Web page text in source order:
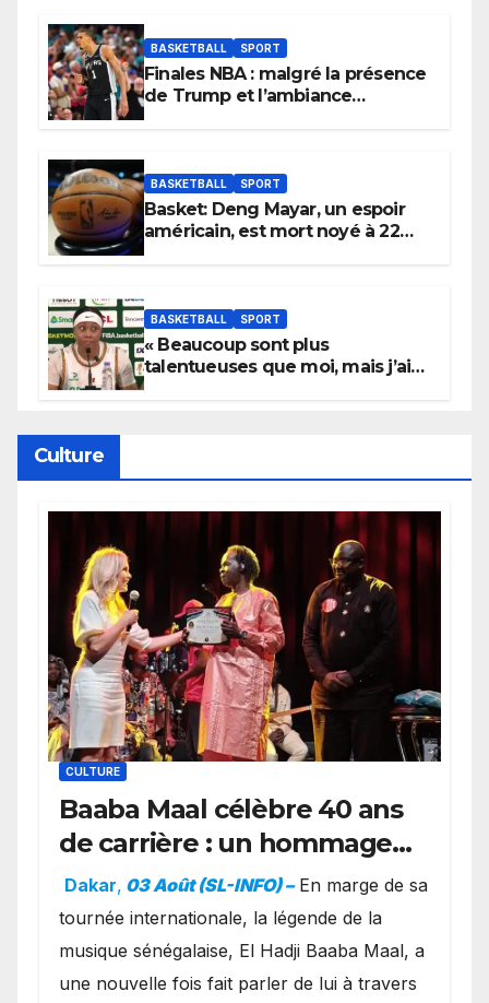
BASKETBALL SPORT
Finales NBA : malgré la présence
de Trump et l’ambiance
BASKETBALL SPORT
Basket: Deng Mayar, un espoir
américain, est mort noyé à 22
BASKETBALL SPORT
« Beaucoup sont plus
talentueuses que moi, mais j’ai
Culture
CULTURE
Baaba Maal célèbre 40 ans
de carrière : un hommage
exceptionnel à Oslo en
présence de la famille
royale.
Dakar, 03 Août (SL-INFO) – ​En marge de sa
tournée internationale, la légende de la
musique sénégalaise, El Hadji Baaba Maal, a
une nouvelle fois fait parler de lui à travers